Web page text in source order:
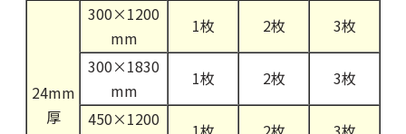
24mm
厚
300×1200
mm
1枚 2枚
3枚
300×1830
mm
1枚 2枚
3枚
450×1200